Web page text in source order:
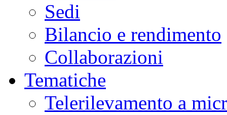
Sedi
Bilancio e rendimento
Collaborazioni
Tematiche
Telerilevamento a